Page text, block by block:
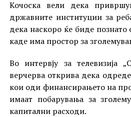
Кочоска вели дека
државните институции за
дека наскоро ќе биде познато
каде има простор за
Во интервју за телевизија
верчерва открива дека
кои оди финансирањето на
имаат побарувања за
капитални расходи.